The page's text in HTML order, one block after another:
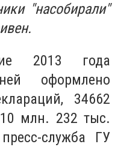
"насобирали"
2013 года
оформлено
34662
10 млн. 232 тыс.
служба ГУ